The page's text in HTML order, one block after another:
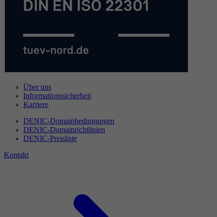
Über uns
Informationssicherheit
Karriere
DENIC-Domainbedingungen
DENIC-Domainrichtlinien
DENIC-Preisliste
Kontakt